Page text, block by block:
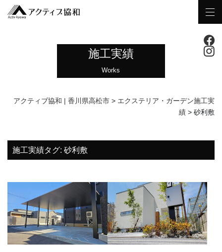
施工実績
Works
アクティブ協和 | 香川県高松市 > エクステリア・ガーデン施工実
績 > 砂利敷
施工実績タグ: 砂利敷